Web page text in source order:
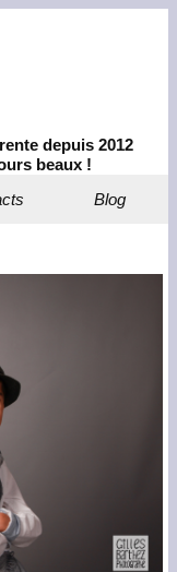
depuis 2012
beaux !
Blog